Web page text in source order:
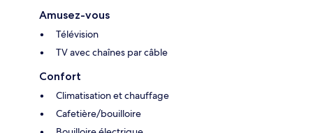
Amusez-vous
Télévision
TV avec chaînes par câble
Confort
Climatisation et chauffage
Cafetière/bouilloire